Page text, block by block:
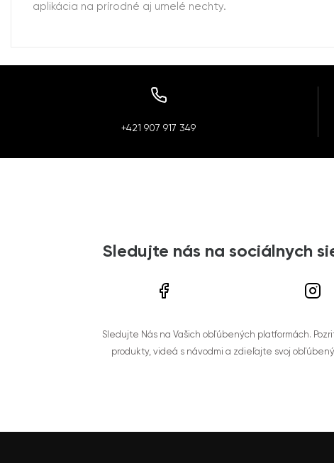
aplikácia na prírodné aj umelé nechty.
+421 907 917 349
Sledujte nás na sociálnych
Sledujte Nás na Vašich obľúbených platformách.
produkty, videá s návodmi a zdieľajte svoj